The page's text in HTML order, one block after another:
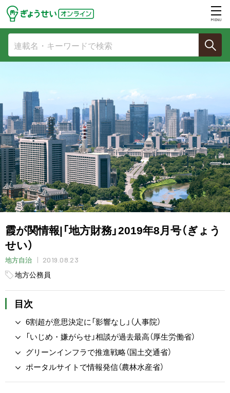
MENU
霞が関情報|「地方財務」2019年8月号（ぎょう
せい）
地方自治
2019.08.23
地方公務員
目次
6割超が意思決定に「影響なし」（人事院）
「いじめ・嫌がらせ」相談が過去最高（厚生労働省）
グリーンインフラで推進戦略（国土交通省）
ポータルサイトで情報発信（農林水産省）